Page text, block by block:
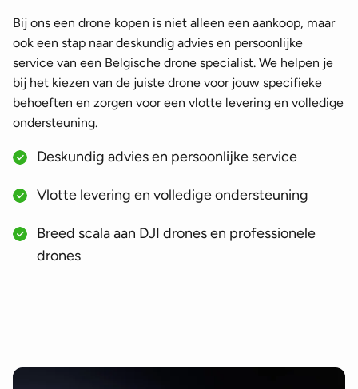
Bij ons een drone kopen is niet alleen een aankoop, maar
ook een stap naar deskundig advies en persoonlijke
service van een Belgische drone specialist. We helpen je
bij het kiezen van de juiste drone voor jouw specifieke
behoeften en zorgen voor een vlotte levering en volledige
ondersteuning.
Deskundig advies en persoonlijke service
Vlotte levering en volledige ondersteuning
Breed scala aan DJI drones en professionele
drones